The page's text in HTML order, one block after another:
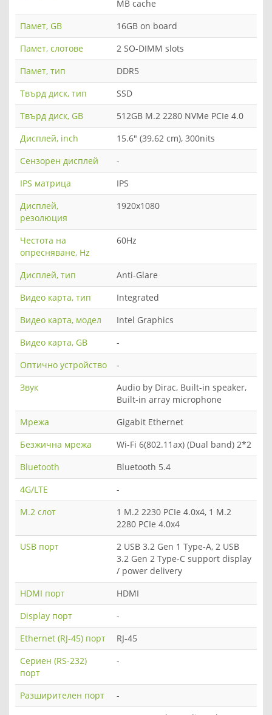
MB cache
Памет, GB
16GB on board
Памет, слотове
2 SO-DIMM slots
Памет, тип
DDR5
Твърд диск, тип
SSD
Твърд диск, GB
512GB M.2 2280 NVMe PCIe 4.0
Дисплей, inch
15.6" (39.62 cm), 300nits
Сензорен дисплей
-
IPS матрица
IPS
Дисплей,
резолюция
1920x1080
Честота на
опресняване, Hz
60Hz
Дисплей, тип
Anti-Glare
Видео карта, тип
Integrated
Видео карта, модел
Intel Graphics
Видео карта, GB
-
Оптично устройство
-
Звук
Audio by Dirac, Built-in speaker,
Built-in array microphone
Мрежа
Gigabit Ethernet
Безжична мрежа
Wi-Fi 6(802.11ax) (Dual band) 2*2
Bluetooth
Bluetooth 5.4
4G/LTE
-
M.2 слот
1 M.2 2230 PCIe 4.0x4, 1 M.2
2280 PCIe 4.0x4
USB порт
2 USB 3.2 Gen 1 Type-A, 2 USB
3.2 Gen 2 Type-C support display
/ power delivery
HDMI порт
HDMI
Display порт
-
Ethernet (RJ-45) порт
RJ-45
Сериен (RS-232)
порт
-
Разширителен порт
-